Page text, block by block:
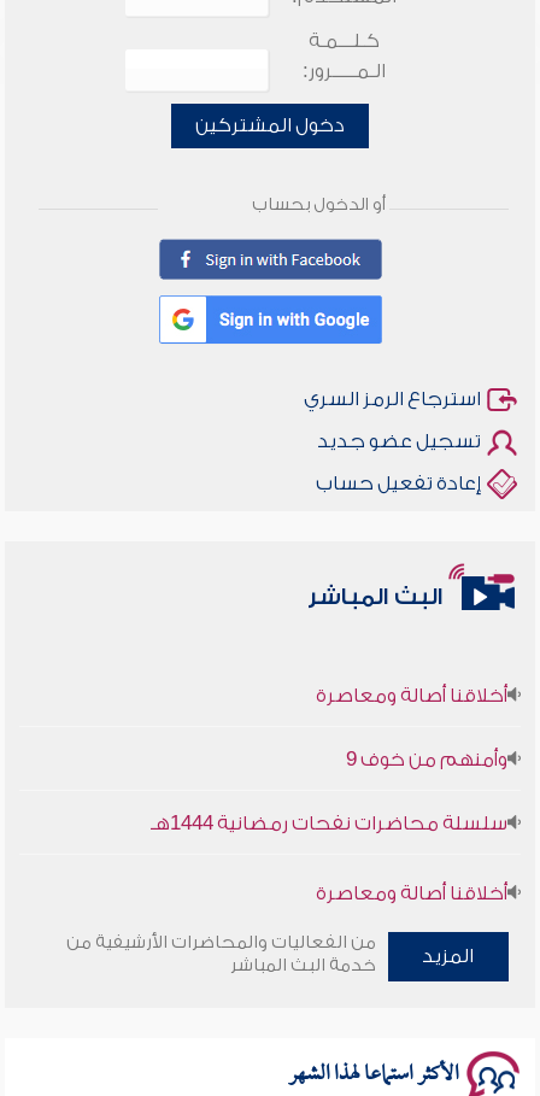
كـلـــمـة
الـمـــــرور:
دخول المشتركين
أو الدخول بحساب
استرجاع الرمز السري
تسجيل عضو جديد
إعادة تفعيل حساب
البث المباشر
أخلاقنا أصالة ومعاصرة
وأمنهم من خوف 9
سلسلة محاضرات نفحات رمضانية 1444هـ
أخلاقنا أصالة ومعاصرة
وأمنهم من خوف 9
المزيد
من الفعاليات والمحاضرات الأرشيفية من
خدمة البث المباشر
الأكثر استماعا لهذا الشهر